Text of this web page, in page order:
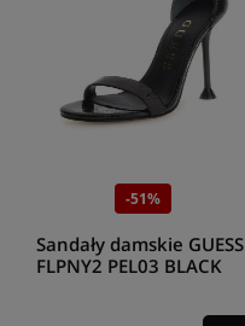
-51%
Sandały damskie GUESS
FLPNY2 PEL03 BLACK